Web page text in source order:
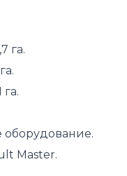
га.
оборудование.
Master.